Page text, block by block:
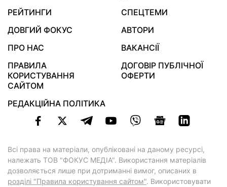
РЕЙТИНГИ
СПЕЦТЕМИ
ДОВГИЙ ФОКУС
АВТОРИ
ПРО НАС
ВАКАНСІЇ
ПРАВИЛА
КОРИСТУВАННЯ
САЙТОМ
ДОГОВІР ПУБЛІЧНОЇ
ОФЕРТИ
РЕДАКЦІЙНА ПОЛІТИКА
Всі права на матеріали, опубліковані на даному ресурсі,
належать ТОВ "ФОКУС МЕДІА". Використання матеріалів
дозволяється лише при дотриманні вимог, описаних в
розділі "Правила користування сайтом". Використовувати